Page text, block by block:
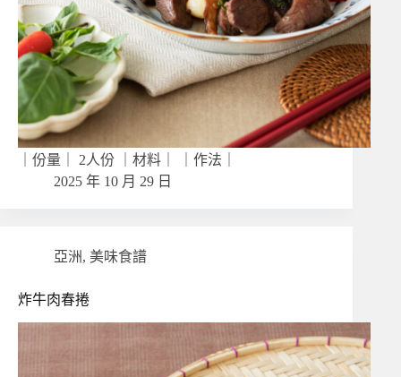
｜份量｜ 2人份 ｜材料｜ ｜作法｜
2025 年 10 月 29 日
亞洲, 美味食譜
炸牛肉春捲